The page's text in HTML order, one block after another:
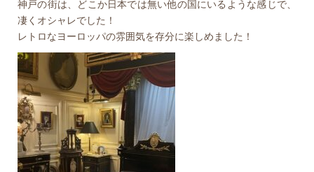
神戸の街は、どこか日本では無い他の国にいるような感じで、
凄くオシャレでした！
レトロなヨーロッパの雰囲気を存分に楽しめました！